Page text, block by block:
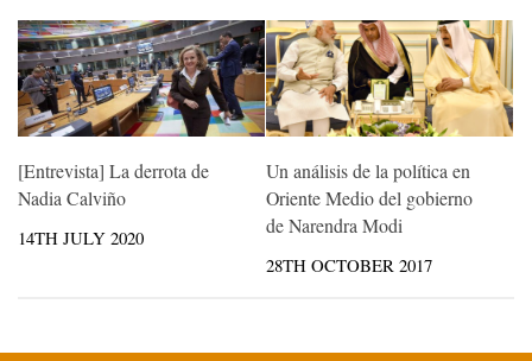
[Entrevista] La derrota de
Nadia Calviño
14TH JULY 2020
Un análisis de la política en
Oriente Medio del gobierno
de Narendra Modi
28TH OCTOBER 2017